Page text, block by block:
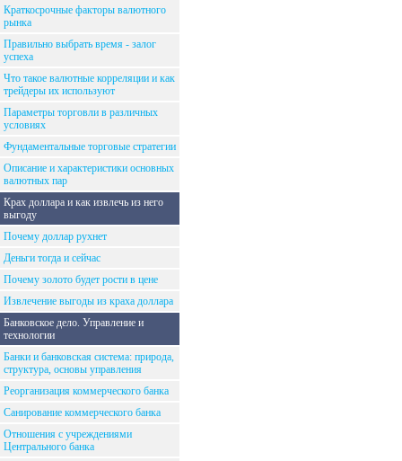
Краткосрочные факторы валютного
рынка
Правильно выбрать время - залог
успеха
Что такое валютные корреляции и как
трейдеры их используют
Параметры торговли в различных
условиях
Фундаментальные торговые стратегии
Описание и характеристики основных
валютных пар
Крах доллара и как извлечь из него
выгоду
Почему доллар рухнет
Деньги тогда и сейчас
Почему золото будет рости в цене
Извлечение выгоды из краха доллара
Банковское дело. Управление и
технологии
Банки и банковская система: природа,
структура, основы управления
Реорганизация коммерческого банка
Санирование коммерческого банка
Отношения с учреждениями
Центрального банка